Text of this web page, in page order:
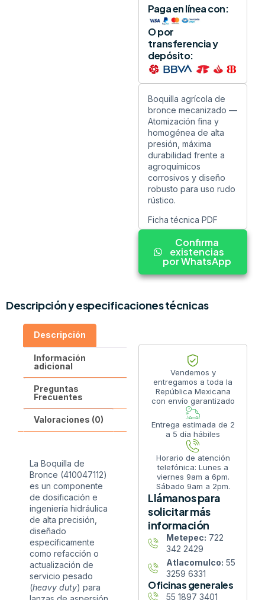
Paga en línea con:
O por
transferencia y
depósito:
Boquilla agrícola de
bronce mecanizado —
Atomización fina y
homogénea de alta
presión, máxima
durabilidad frente a
agroquímicos
corrosivos y diseño
robusto para uso rudo
rústico.
Ficha técnica PDF
Confirma
existencias
por WhatsApp
Descripción y especificaciones técnicas
Descripción
Información
adicional
Preguntas
Frecuentes
Valoraciones (0)
La Boquilla de
Bronce (410047112)
es un componente
de dosificación e
ingeniería hidráulica
de alta precisión,
diseñado
específicamente
como refacción o
actualización de
servicio pesado
(heavy duty) para
Vendemos y
entregamos a toda la
República Mexicana
con envío garantizado
Entrega estimada de 2
a 5 día hábiles
Horario de atención
telefónica: Lunes a
viernes 9am a 6pm.
Sábado 9am a 2pm.
Llámanos para
solicitar más
información
Metepec: 722
342 2429
Atlacomulco: 55
3259 6331
Oficinas generales
55 1897 3401